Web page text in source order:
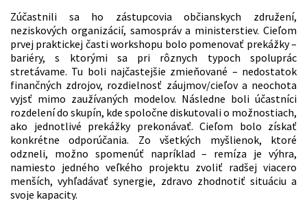
Zúčastnili sa ho zástupcovia občianskych združení,
neziskových organizácií, samospráv a ministerstiev. Cieľom
prvej praktickej časti workshopu bolo pomenovať prekážky –
bariéry, s ktorými sa pri rôznych typoch spoluprác
stretávame. Tu boli najčastejšie zmieňované – nedostatok
finančných zdrojov, rozdielnosť záujmov/cieľov a neochota
vyjsť mimo zaužívaných modelov. Následne boli účastníci
rozdelení do skupín, kde spoločne diskutovali o možnostiach,
ako jednotlivé prekážky prekonávať. Cieľom bolo získať
konkrétne odporúčania. Zo všetkých myšlienok, ktoré
odzneli, možno spomenúť napríklad – remíza je výhra,
namiesto jedného veľkého projektu zvoliť radšej viacero
menších, vyhľadávať synergie, zdravo zhodnotiť situáciu a
svoje kapacity.